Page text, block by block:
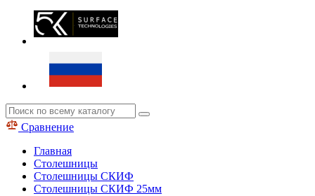
Сравнение
Главная
Столешницы
Столешницы СКИФ
Столешницы СКИФ 25мм